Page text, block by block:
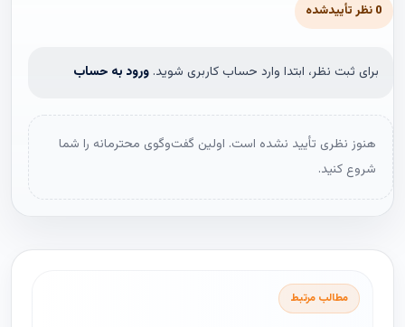
0 نظر تأییدشده
برای ثبت نظر، ابتدا وارد حساب کاربری شوید. ورود به حساب
هنوز نظری تأیید نشده است. اولین گفت‌وگوی محترمانه را شما
شروع کنید.
مطالب مرتبط